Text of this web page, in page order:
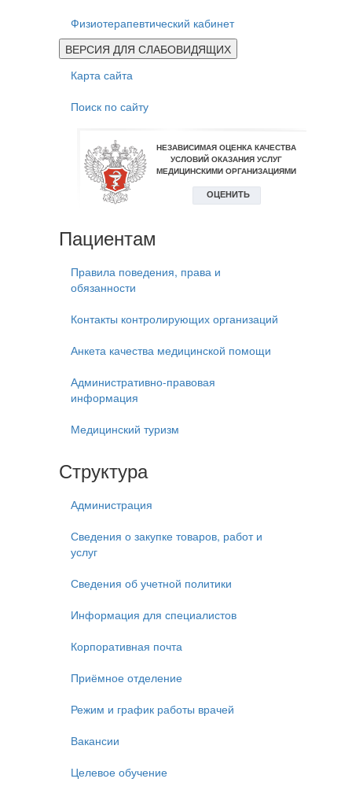
Физиотерапевтический кабинет
ВЕРСИЯ ДЛЯ СЛАБОВИДЯЩИХ
Карта сайта
Поиск по сайту
Пациентам
Правила поведения, права и
обязанности
Контакты контролирующих организаций
Анкета качества медицинской помощи
Административно-правовая
информация
Медицинский туризм
Структура
Администрация
Сведения о закупке товаров, работ и
услуг
Сведения об учетной политики
Информация для специалистов
Корпоративная почта
Приёмное отделение
Режим и график работы врачей
Вакансии
Целевое обучение